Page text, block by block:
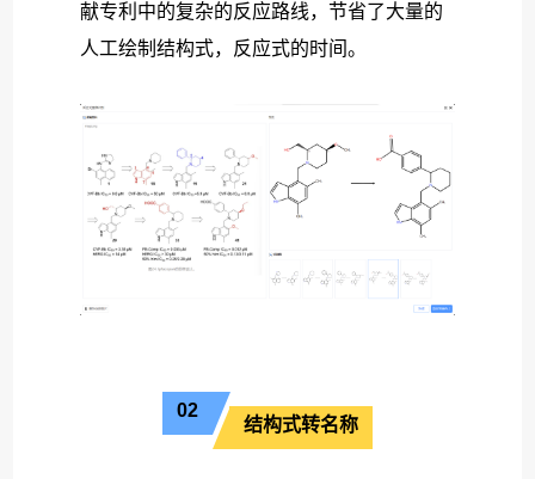
献专利中的复杂的反应路线，节省了大量的
人工绘制结构式，反应式的时间。
02
结构式转名称